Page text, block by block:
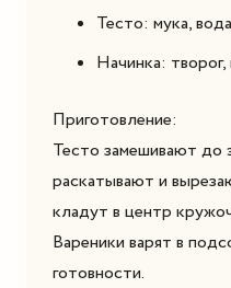
Тесто: мука,
Начинка:
Приготовление:
Тесто замешивают до
раскатывают и
кладут в центр
Вареники варят в
готовности.